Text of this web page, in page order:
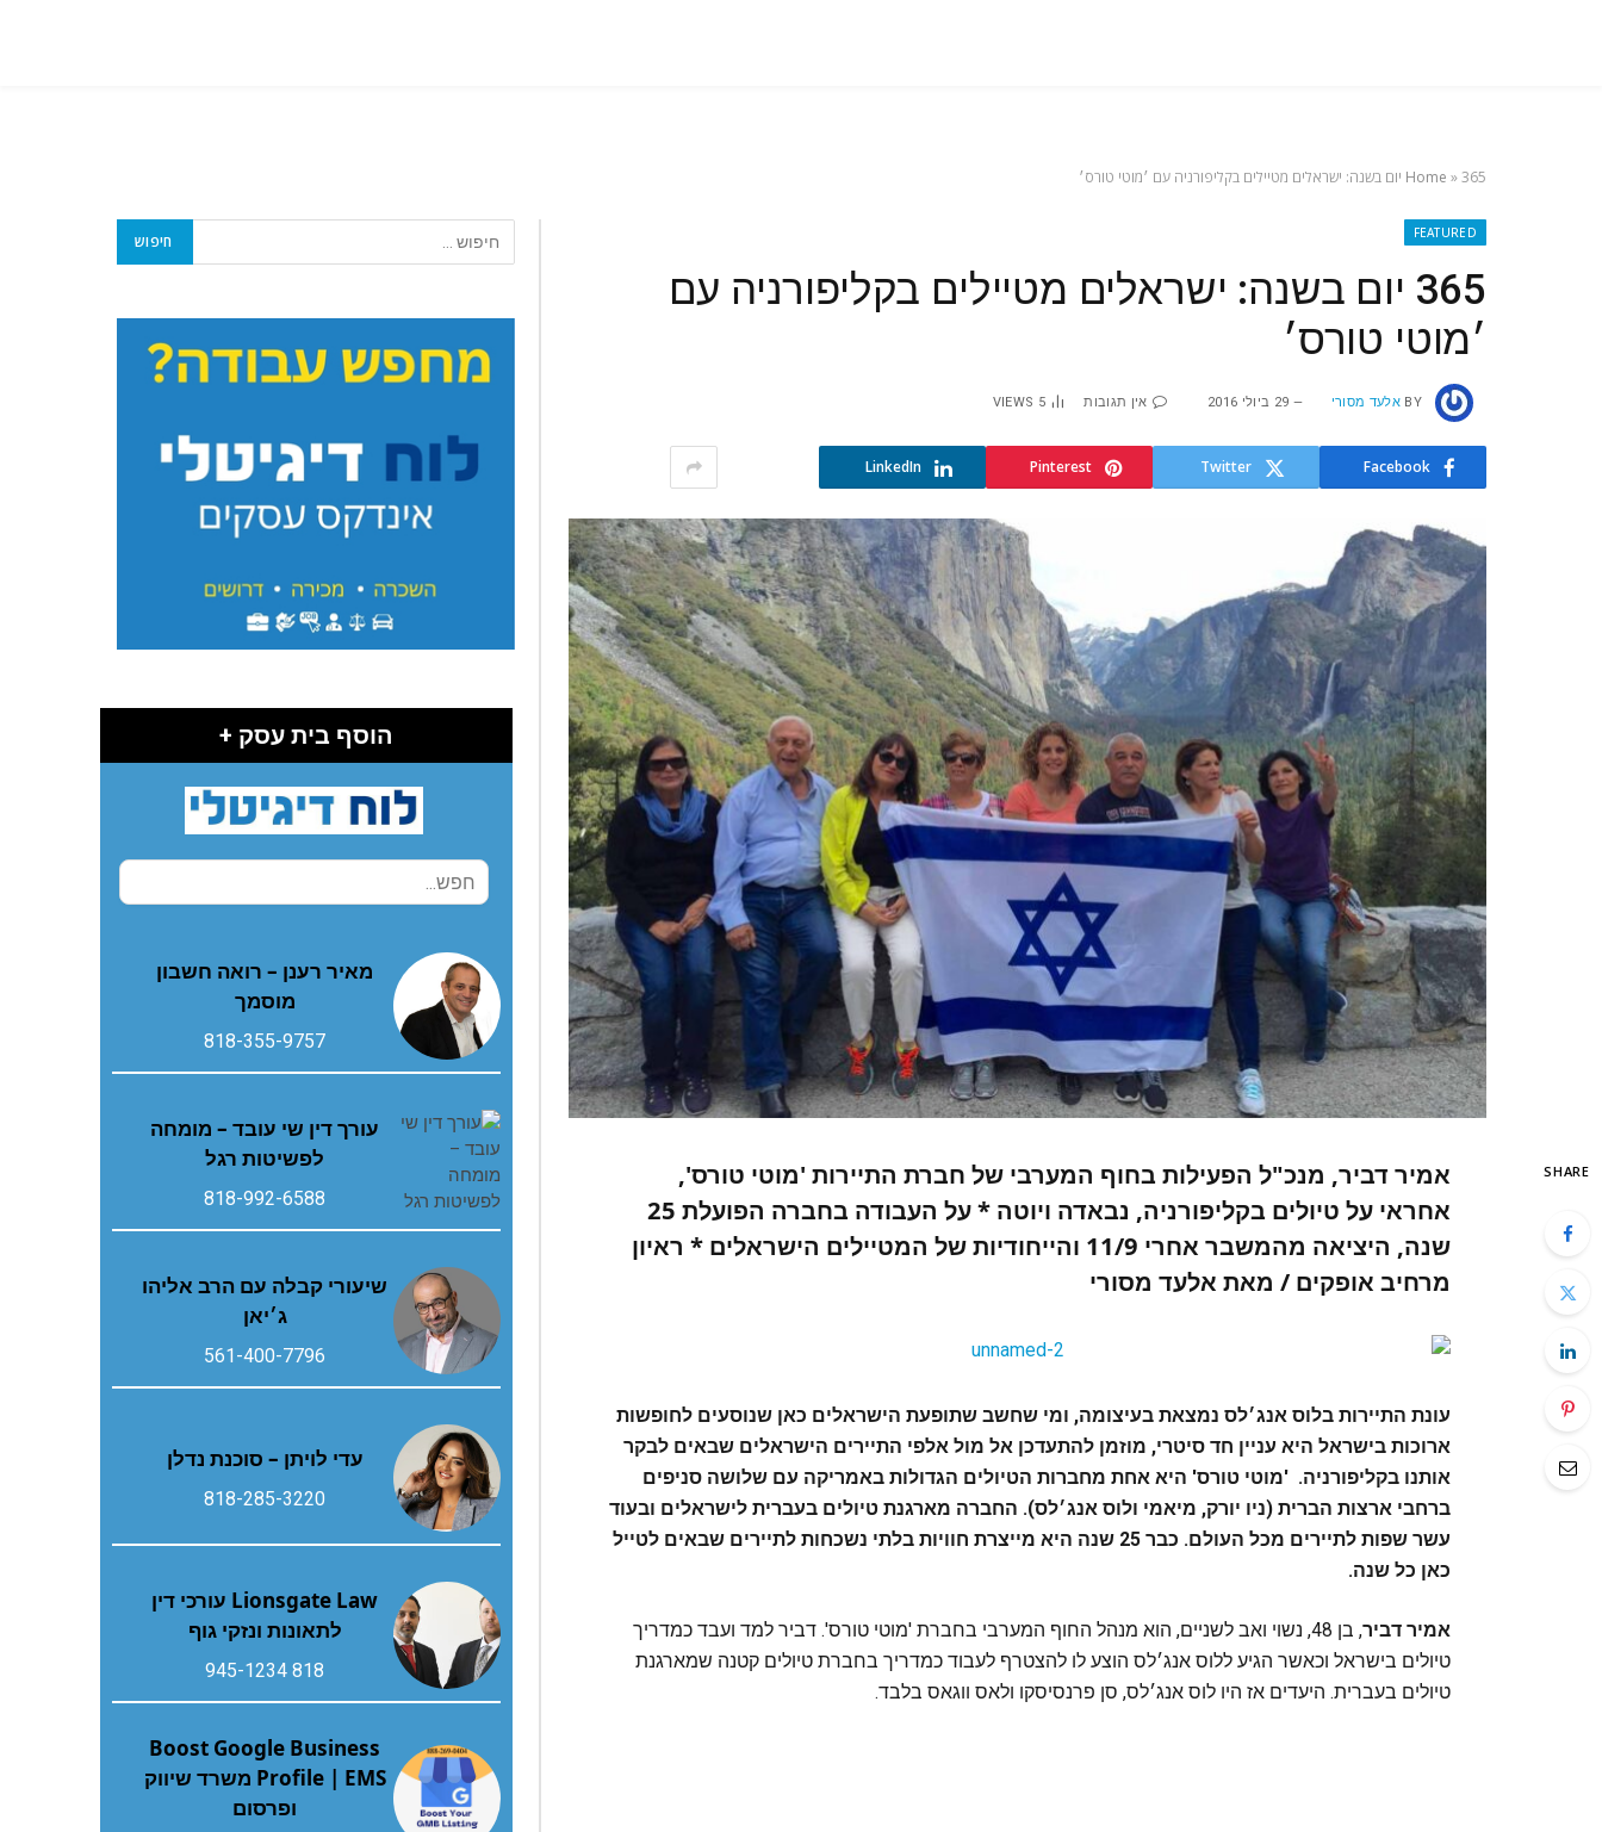
Home »365 יום בשנה: ישראלים מטיילים בקליפורניה עם ׳מוטי טורס׳
FEATURED
365 יום בשנה: ישראלים מטיילים בקליפורניה עם
׳מוטי טורס׳
BY אלעד מסורי 29 ביולי 2016 אין תגובות 5
VIEWS
Facebook
Twitter
Pinterest
LinkedIn
SHARE
אמיר דביר, מנכ"ל הפעילות בחוף המערבי של חברת התיירות 'מוטי טורס',
אחראי על טיולים בקליפורניה, נבאדה ויוטה * על העבודה בחברה הפועלת 25
שנה, היציאה מהמשבר אחרי 11/9 והייחודיות של המטיילים הישראלים * ראיון
מרחיב אופקים / מאת אלעד מסורי
עונת התיירות בלוס אנג׳לס נמצאת בעיצומה, ומי שחשב שתופעת הישראלים כאן שנוסעים לחופשות
ארוכות בישראל היא עניין חד סיטרי, מוזמן להתעדכן אל מול אלפי התיירים הישראלים שבאים לבקר
אותנו בקליפורניה. 'מוטי טורס' היא אחת מחברות הטיולים הגדולות באמריקה עם שלושה סניפים
ברחבי ארצות הברית (ניו יורק, מיאמי ולוס אנג׳לס). החברה מארגנת טיולים בעברית לישראלים ובעוד
עשר שפות לתיירים מכל העולם. כבר 25 שנה היא מייצרת חוויות בלתי נשכחות לתיירים שבאים לטייל
כאן כל שנה.
אמיר דביר
, בן 48, נשוי ואב לשניים, הוא מנהל החוף המערבי בחברת 'מוטי טורס'. דביר למד ועבד כמדריך
טיולים בישראל וכאשר הגיע ללוס אנג׳לס הוצע לו להצטרף לעבוד כמדריך בחברת טיולים קטנה שמארגנת
טיולים בעברית. היעדים אז היו לוס אנג׳לס, סן פרנסיסקו ולאס ווגאס בלבד.
הוסף בית עסק +
מאיר רענן – רואה חשבון
מוסמך
818-355-9757
עורך דין שי עובד – מומחה
לפשיטות רגל
818-992-6588
שיעורי קבלה עם הרב אליהו
ג׳יאן
561-400-7796
עדי לויתן – סוכנת נדלן
818-285-3220
Lionsgate Law עורכי דין
לתאונות ונזקי גוף
818 945-1234
Boost Google Business
Profile | EMS משרד שיווק
ופרסום